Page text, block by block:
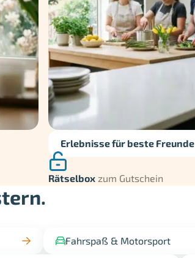
Erlebnisse für beste Freunde
Rätselbox zum Gutschein
Fahrspaß & Motorsport